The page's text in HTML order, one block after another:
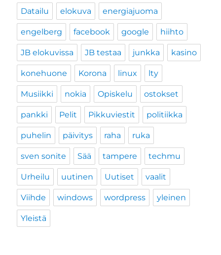
Datailu elokuva energiajuoma
engelberg facebook google hiihto
JB elokuvissa JB testaa junkka kasino
konehuone Korona linux lty
Musiikki nokia Opiskelu ostokset
pankki Pelit Pikkuviestit politiikka
puhelin päivitys raha ruka
sven sonite Sää tampere techmu
Urheilu uutinen Uutiset vaalit
Viihde windows wordpress yleinen
Yleistä